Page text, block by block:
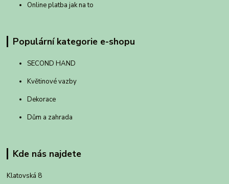
Online platba jak na to
Populární kategorie e-shopu
SECOND HAND
Květinové vazby
Dekorace
Dům a zahrada
Kde nás najdete
Klatovská 8